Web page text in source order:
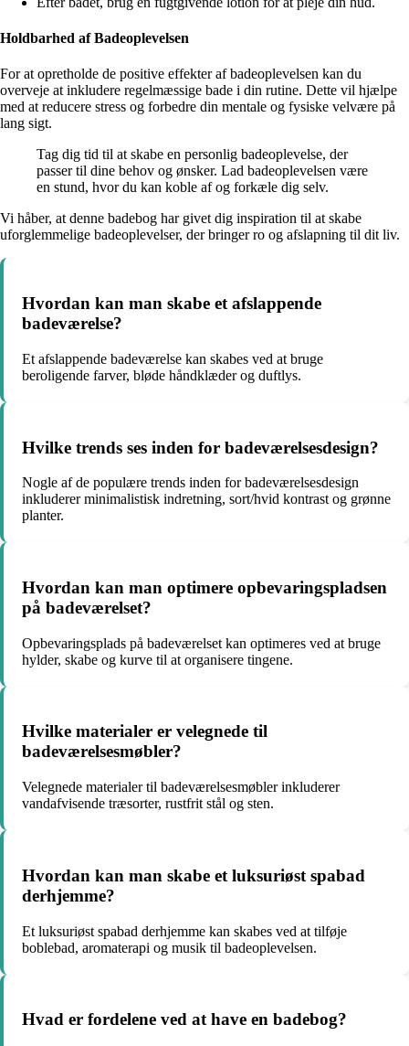
Holdbarhed af Badeoplevelsen
For at opretholde de positive effekter af badeoplevelsen kan du
overveje at inkludere regelmæssige bade i din rutine. Dette vil hjælpe
med at reducere stress og forbedre din mentale og fysiske velvære på
lang sigt.
Tag dig tid til at skabe en personlig badeoplevelse, der
passer til dine behov og ønsker. Lad badeoplevelsen være
en stund, hvor du kan koble af og forkæle dig selv.
Vi håber, at denne badebog har givet dig inspiration til at skabe
uforglemmelige badeoplevelser, der bringer ro og afslapning til dit liv.
Hvordan kan man skabe et afslappende
badeværelse?
Et afslappende badeværelse kan skabes ved at bruge
beroligende farver, bløde håndklæder og duftlys.
Hvilke trends ses inden for badeværelsesdesign?
Nogle af de populære trends inden for badeværelsesdesign
inkluderer minimalistisk indretning, sort/hvid kontrast og grønne
planter.
Hvordan kan man optimere opbevaringspladsen
på badeværelset?
Opbevaringsplads på badeværelset kan optimeres ved at bruge
hylder, skabe og kurve til at organisere tingene.
Hvilke materialer er velegnede til
badeværelsesmøbler?
Velegnede materialer til badeværelsesmøbler inkluderer
vandafvisende træsorter, rustfrit stål og sten.
Hvordan kan man skabe et luksuriøst spabad
derhjemme?
Et luksuriøst spabad derhjemme kan skabes ved at tilføje
boblebad, aromaterapi og musik til badeoplevelsen.
Hvad er fordelene ved at have en badebog?